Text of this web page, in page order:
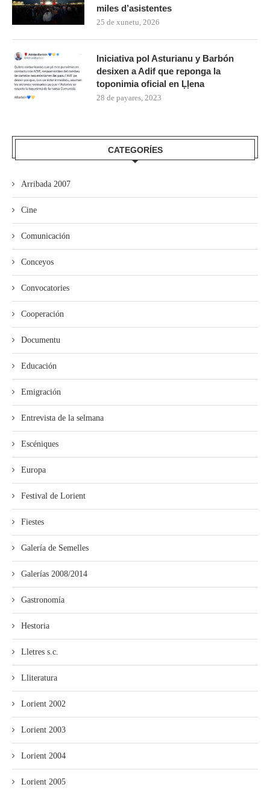
miles d’asistentes
25 de xunetu, 2026
Iniciativa pol Asturianu y Barbón
desixen a Adif que reponga la
toponimia oficial en Ḷḷena
28 de payares, 2023
CATEGORÍES
Arribada 2007
Cine
Comunicación
Conceyos
Convocatories
Cooperación
Documentu
Educación
Emigración
Entrevista de la selmana
Escéniques
Europa
Festival de Lorient
Fiestes
Galería de Semelles
Galerías 2008/2014
Gastronomía
Hestoria
Lletres s.c.
Lliteratura
Lorient 2002
Lorient 2003
Lorient 2004
Lorient 2005